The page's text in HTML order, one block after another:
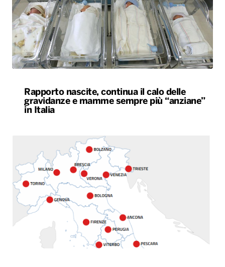
Rapporto nascite, continua il calo delle
gravidanze e mamme sempre più “anziane”
in Italia